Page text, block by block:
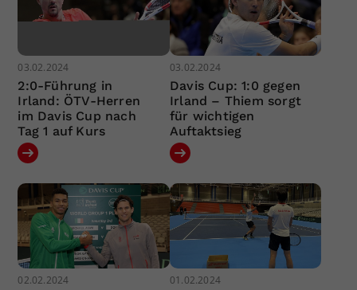
03.02.2024
2:0-Führung in
Irland: ÖTV-Herren
im Davis Cup nach
Tag 1 auf Kurs
03.02.2024
Davis Cup: 1:0 gegen
Irland – Thiem sorgt
für wichtigen
Auftaktsieg
02.02.2024 01.02.2024